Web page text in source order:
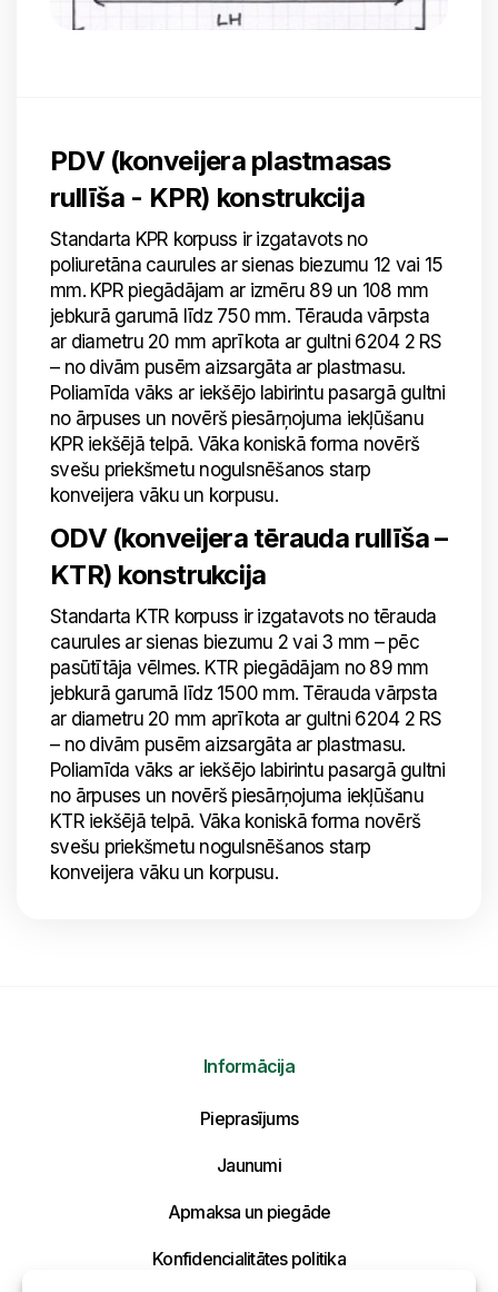
PDV (konveijera plastmasas
rullīša - KPR) konstrukcija
Standarta KPR korpuss ir izgatavots no
poliuretāna caurules ar sienas biezumu 12 vai 15
mm. KPR piegādājam ar izmēru 89 un 108 mm
jebkurā garumā līdz 750 mm. Tērauda vārpsta
ar diametru 20 mm aprīkota ar gultni 6204 2 RS
– no divām pusēm aizsargāta ar plastmasu.
Poliamīda vāks ar iekšējo labirintu pasargā gultni
no ārpuses un novērš piesārņojuma iekļūšanu
KPR iekšējā telpā. Vāka koniskā forma novērš
svešu priekšmetu nogulsnēšanos starp
konveijera vāku un korpusu.
ODV (konveijera tērauda rullīša –
KTR) konstrukcija
Standarta KTR korpuss ir izgatavots no tērauda
caurules ar sienas biezumu 2 vai 3 mm – pēc
pasūtītāja vēlmes. KTR piegādājam no 89 mm
jebkurā garumā līdz 1500 mm. Tērauda vārpsta
ar diametru 20 mm aprīkota ar gultni 6204 2 RS
– no divām pusēm aizsargāta ar plastmasu.
Poliamīda vāks ar iekšējo labirintu pasargā gultni
no ārpuses un novērš piesārņojuma iekļūšanu
KTR iekšējā telpā. Vāka koniskā forma novērš
svešu priekšmetu nogulsnēšanos starp
konveijera vāku un korpusu.
Nosūtīt mums ziņojumu
Uzraksti savu ziņojumu un mēs atbildēsim
Informācija
Pieprasījums
Jaunumi
Apmaksa un piegāde
Konfidencialitātes politika